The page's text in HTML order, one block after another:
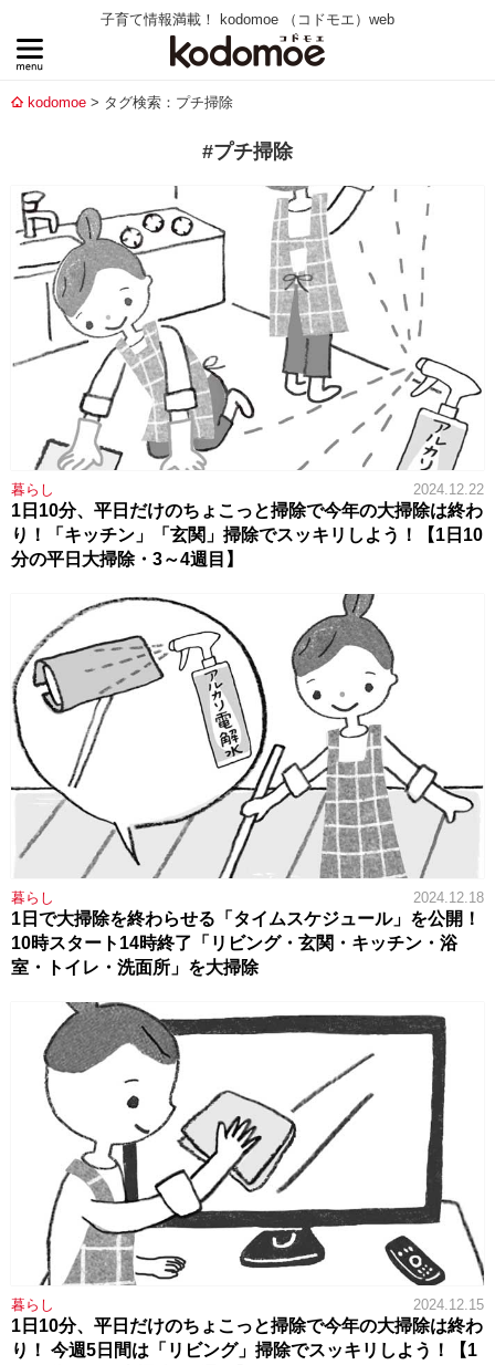
子育て情報満載！ kodomoe （コドモエ）web
kodomoe タグ検索：プチ掃除
#プチ掃除
暮らし 2024.12.22
1日10分、平日だけのちょこっと掃除で今年の大掃除は終わ
り！「キッチン」「玄関」掃除でスッキリしよう！【1日10
分の平日大掃除・3～4週目】
暮らし 2024.12.18
1日で大掃除を終わらせる「タイムスケジュール」を公開！
10時スタート14時終了「リビング・玄関・キッチン・浴
室・トイレ・洗面所」を大掃除
暮らし 2024.12.15
1日10分、平日だけのちょこっと掃除で今年の大掃除は終わ
り！ 今週5日間は「リビング」掃除でスッキリしよう！【1